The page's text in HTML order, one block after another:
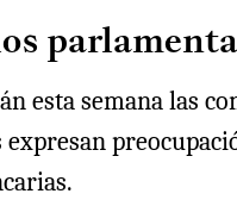
esta semana las
expresan